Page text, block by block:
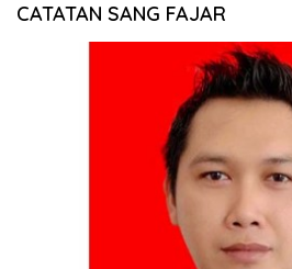
CATATAN SANG FAJAR